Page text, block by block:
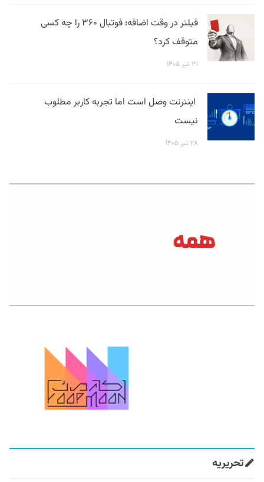
فیلتر در وقت اضافه؛ فوتبال ۳۶۰ را چه کسی
متوقف کرد؟
۳۱ تیر ۱۴۰۵
اینترنت وصل است اما تجربه کاربر مطلوب
نیست
۲۸ تیر ۱۴۰۵
تحریریه